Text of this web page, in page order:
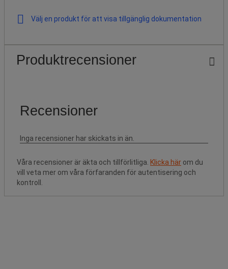
Välj en produkt för att visa tillgänglig dokumentation
Produktrecensioner
Våra recensioner är äkta och tillförlitliga. Klicka här om du
vill veta mer om våra förfaranden för autentisering och
kontroll.